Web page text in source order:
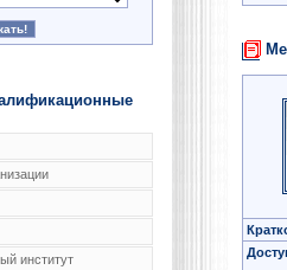
институт